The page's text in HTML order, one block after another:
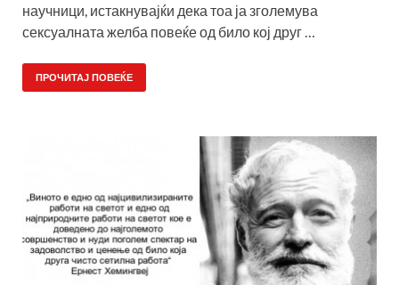
научници, истакнувајќи дека тоа ја зголемува
сексуалната желба повеќе од било кој друг …
ПРОЧИТАЈ ПОВЕЌЕ